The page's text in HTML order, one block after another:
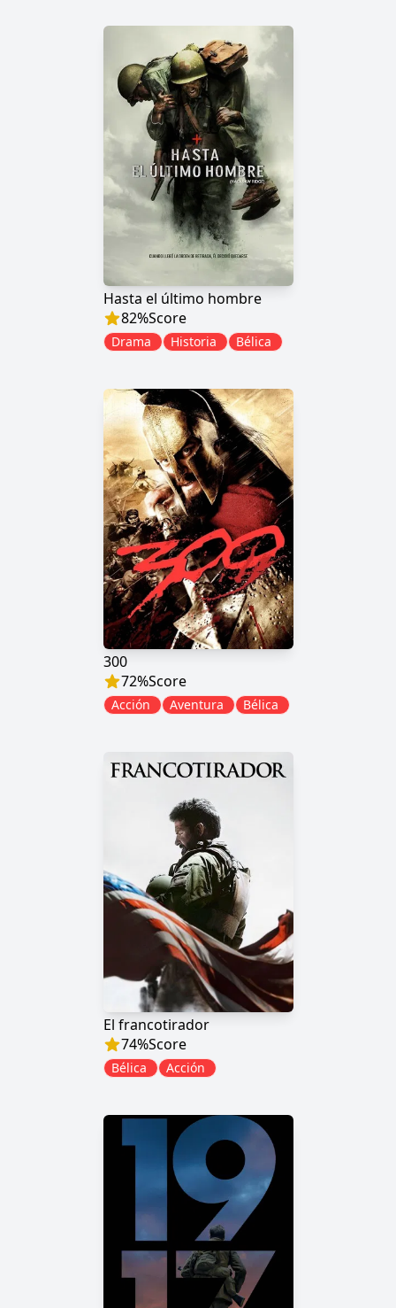
Hasta el último hombre
82%Score
Drama Historia Bélica
300
72%Score
Acción Aventura Bélica
El francotirador
74%Score
Bélica Acción